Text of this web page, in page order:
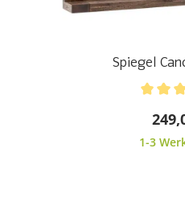
Spiegel
1-3